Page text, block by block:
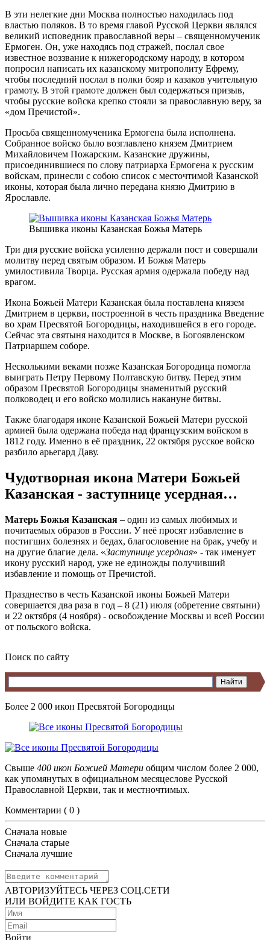
В эти нелегкие дни Москва полностью находилась под
властью поляков. В то время главой Русской Церкви являлся
великий исповедник православной веры – священномученик
Ермоген. Он, уже находясь под стражей, послал свое
известное воззвание к нижегородскому народу, в котором
попросил написать их казанскому митрополиту Ефрему,
чтобы последний послал в полки бояр и казаков учительную
грамоту. В этой грамоте должен был содержаться призыв,
чтобы русские войска крепко стояли за православную веру, за
«дом Пречистой».
Просьба священномученика Ермогена была исполнена.
Собранное войско было возглавлено князем Дмитрием
Михайловичем Пожарским. Казанские дружины,
присоединившиеся по слову патриарха Ермогена к русским
войскам, принесли с собою список с месточтимой Казанской
иконы, которая была лично передана князю Дмитрию в
Ярославле.
Вышивка иконы Казанская Божья Матерь
Три дня русские войска усиленно держали пост и совершали
молитву перед святым образом. И Божья Матерь
умилостивила Творца. Русская армия одержала победу над
врагом.
Икона Божьей Матери Казанская была поставлена князем
Дмитрием в церкви, построенной в честь праздника Введение
во храм Пресвятой Богородицы, находившейся в его городе.
Сейчас эта святыня находится в Москве, в Богоявленском
Патриаршем соборе.
Несколькими веками позже Казанская Богородица помогла
выиграть Петру Первому Полтавскую битву. Перед этим
образом Пресвятой Богородицы знаменитый русский
полководец и его войско молились накануне битвы.
Также благодаря иконе Казанской Божьей Матери русской
армией была одержана победа над французским войском в
1812 году. Именно в её праздник, 22 октября русское войско
разбило арьегард Даву.
Чудотворная икона Матери Божьей
Казанская - заступнице усердная…
Матерь Божья Казанская – один из самых любимых и
почитаемых образов в России. У неё просят избавление в
постигших болезнях и бедах, благословение на брак, учебу и
на другие благие дела. «Заступнице усердная» - так именует
икону русский народ, уже не единожды получивший
избавление и помощь от Пречистой.
Празднество в честь Казанской иконы Божьей Матери
совершается два раза в год – 8 (21) июля (обретение святыни)
и 22 октября (4 ноября) - освобождение Москвы и всей России
от польского войска.
Поиск по сайту
Более 2 000 икон Пресвятой Богородицы
Свыше 400 икон Божией Матери общим числом более 2 000,
как упомянутых в официальном месяцеслове Русской
Православной Церкви, так и местночтимых.
Комментарии ( 0 )
Сначала новые
Сначала старые
Сначала лучшие
АВТОРИЗУЙТЕСЬ ЧЕРЕЗ СОЦ.СЕТИ
ИЛИ ВОЙДИТЕ КАК ГОСТЬ
Войти